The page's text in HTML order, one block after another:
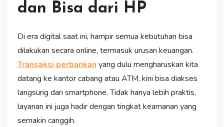
dan Bisa dari HP
Di era digital saat ini, hampir semua kebutuhan bisa
dilakukan secara online, termasuk urusan keuangan.
Transaksi perbankan yang dulu mengharuskan kita
datang ke kantor cabang atau ATM, kini bisa diakses
langsung dari smartphone. Tidak hanya lebih praktis,
layanan ini juga hadir dengan tingkat keamanan yang
semakin canggih.